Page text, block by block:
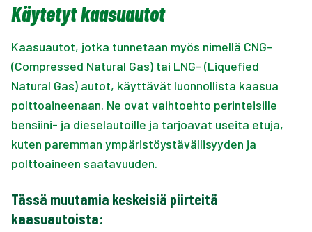
Käytetyt kaasuautot
Kaasuautot, jotka tunnetaan myös nimellä CNG-
(Compressed Natural Gas) tai LNG- (Liquefied
Natural Gas) autot, käyttävät luonnollista kaasua
polttoaineenaan. Ne ovat vaihtoehto perinteisille
bensiini- ja dieselautoille ja tarjoavat useita etuja,
kuten paremman ympäristöystävällisyyden ja
polttoaineen saatavuuden.
Tässä muutamia keskeisiä piirteitä
kaasuautoista: